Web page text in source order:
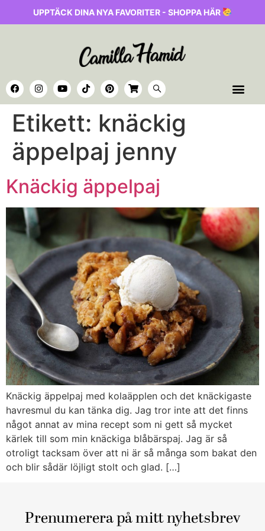
UPPTÄCK DINA NYA FAVORITER - SHOPPA HÄR
Etikett: knäckig
äppelpaj jenny
Knäckig äppelpaj
Knäckig äppelpaj med kolaäpplen och det knäckigaste
havresmul du kan tänka dig. Jag tror inte att det finns
något annat av mina recept som ni gett så mycket
kärlek till som min knäckiga blåbärspaj. Jag är så
otroligt tacksam över att ni är så många som bakat den
och blir sådär löjligt stolt och glad. […]
Prenumerera på mitt nyhetsbrev